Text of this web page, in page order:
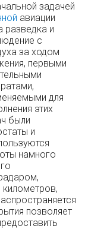
задачей
авиации
разведка и
с
за ходом
первыми
для
этих
были
и
намного
позволяет